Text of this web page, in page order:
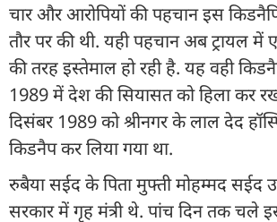
चार और आरोपियों की पहचान इस
तौर पर की थी. यही पहचान अब ट्रायल
की तरह इस्तेमाल हो रही है. यह वही
1989 में देश की सियासत को हिला कर
दिसंबर 1989 को श्रीनगर के लाल देद
किडनैप कर लिया गया था.
रुबैया सईद के पिता मुफ्ती मोहम्मद सईद
सरकार में गृह मंत्री थे. पांच दिन तक चले